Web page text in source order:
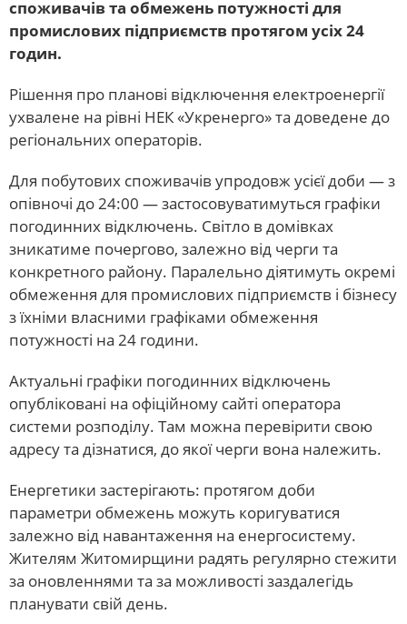
споживачів та обмежень потужності для
промислових підприємств протягом усіх 24
годин.
Рішення про планові відключення електроенергії
ухвалене на рівні НЕК «Укренерго» та доведене до
регіональних операторів.
Для побутових споживачів упродовж усієї доби — з
опівночі до 24:00 — застосовуватимуться графіки
погодинних відключень. Світло в домівках
зникатиме почергово, залежно від черги та
конкретного району. Паралельно діятимуть окремі
обмеження для промислових підприємств і бізнесу
з їхніми власними графіками обмеження
потужності на 24 години.
Актуальні графіки погодинних відключень
опубліковані на офіційному сайті оператора
системи розподілу. Там можна перевірити свою
адресу та дізнатися, до якої черги вона належить.
Енергетики застерігають: протягом доби
параметри обмежень можуть коригуватися
залежно від навантаження на енергосистему.
Жителям Житомирщини радять регулярно стежити
за оновленнями та за можливості заздалегідь
планувати свій день.